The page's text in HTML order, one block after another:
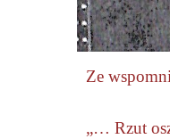
Ze
„… Rzut